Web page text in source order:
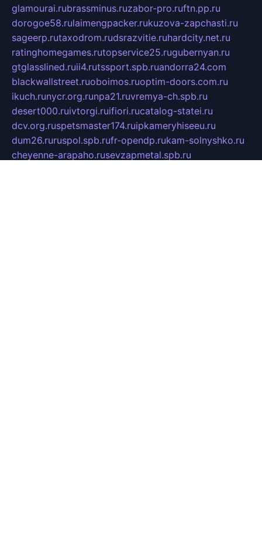
glamourai.rubrassminus.ruzabor-pro.ruftn.pp.ru
dorogoe58.rulaimengpacker.rukuzova-zapchasti.ru
sageerp.rutaxodrom.rudsrazvitie.ruhardcity.net.ru
ratinghomegames.rutopservice25.rugubernyan.ru
gtglasslined.ruii4.rutssport.spb.ruandorra24.com
blackwallstreet.ruoboimos.ruoptim-doors.com.ru
ikuch.runycr.org.runpa21.ruvremya-ch.spb.ru
desert000.ruivtorgi.ruifiori.rucatalog-statei.ru
dcv.org.ruspetsmaster174.ruipkameryhiseeu.ru
dum26.ruruspol.spb.rufr-opendp.rukam-solnyshko.ru
cheyenne-arapaho.rusevzapmetal.spb.ru